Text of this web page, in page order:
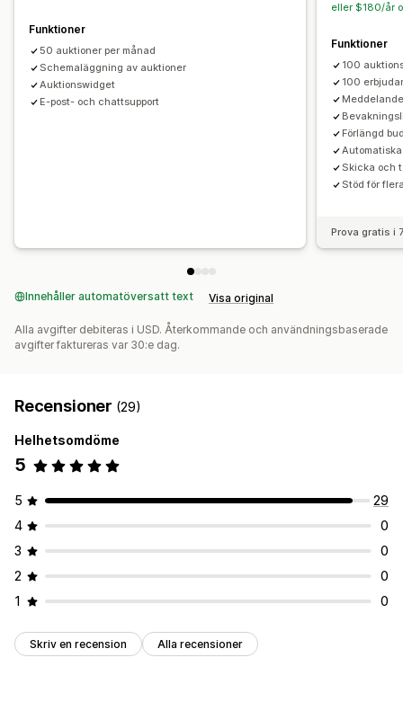
Administratörsvarningar
E-postmallar
E-postaviseringar
Funktioner
50 auktioner per månad
Schemaläggning av auktioner
Auktionswidget
E-post- och chattsupport
eller $180/år
Funktioner
100
100
Förlängd
Skicka och
Stöd för
Prova gratis i
Innehåller automatöversatt text Visa original
Alla avgifter debiteras i USD. Återkommande och användningsbaserade
avgifter faktureras var 30:e dag.
Recensioner (29)
Helhetsomdöme
5
5
29
4
0
3
0
2
0
1
0
Skriv en recension Alla recensioner